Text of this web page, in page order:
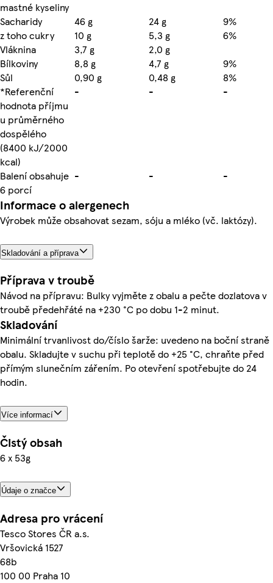
mastné kyseliny
Sacharidy
46 g 24 g
9%
z toho cukry
10 g 5,3 g
6%
Vláknina
3,7 g
2,0 g
Bílkoviny
8,8 g 4,7 g
9%
Sůl
0,90 g 0,48 g
8%
*Referenční
hodnota příjmu
u průměrného
dospělého
(8400 kJ/2000
kcal)
- - -
Balení obsahuje
6 porcí
- - -
Informace o alergenech
Výrobek může obsahovat sezam, sóju a mléko (vč. laktózy).
Skladování a příprava
Příprava v troubě
Návod na přípravu: Bulky vyjměte z obalu a pečte dozlatova v
troubě předehřáté na +230 °C po dobu 1-2 minut.
Skladování
Minimální trvanlivost do/číslo šarže: uvedeno na boční straně
obalu. Skladujte v suchu při teplotě do +25 °C, chraňte před
přímým slunečním zářením. Po otevření spotřebujte do 24
hodin.
Více informací
Čistý obsah
6 x 53g
Údaje o značce
Adresa pro vrácení
Tesco Stores ČR a.s.
Vršovická 1527
68b
100 00 Praha 10